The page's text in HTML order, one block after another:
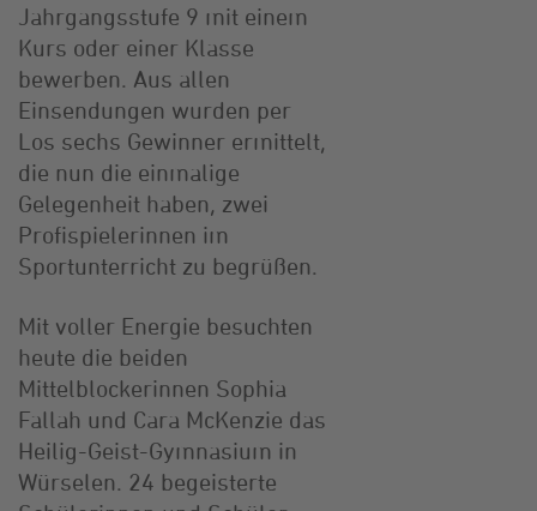
Jahrgangsstufe 9 mit einem
Kurs oder einer Klasse
bewerben. Aus allen
Einsendungen wurden per
Los sechs Gewinner ermittelt,
die nun die einmalige
Gelegenheit haben, zwei
Profispielerinnen im
Sportunterricht zu begrüßen.
Mit voller Energie besuchten
heute die beiden
Mittelblockerinnen Sophia
Fallah und Cara McKenzie das
Heilig-Geist-Gymnasium in
Würselen. 24 begeisterte